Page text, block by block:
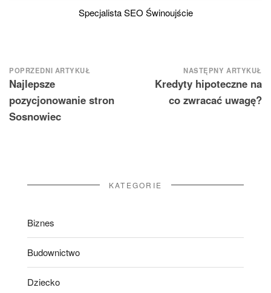
Specjalista SEO Świnoujście
Nawigacja
wpisu
POPRZEDNI ARTYKUŁ
Najlepsze
pozycjonowanie stron
Sosnowiec
NASTĘPNY ARTYKUŁ
Kredyty hipoteczne na
co zwracać uwagę?
KATEGORIE
Biznes
Budownictwo
Dziecko